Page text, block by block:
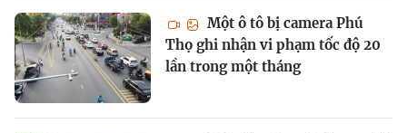
Một ô tô bị camera Phú
Thọ ghi nhận vi phạm tốc độ 20
lần trong một tháng